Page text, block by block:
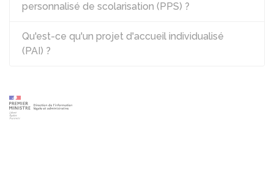
personnalisé de scolarisation (PPS) ?
Qu'est-ce qu'un projet d'accueil individualisé
(PAI) ?